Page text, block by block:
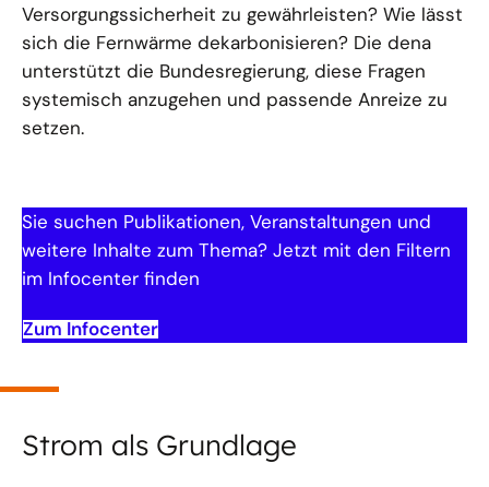
Versorgungssicherheit zu gewährleisten? Wie lässt
sich die Fernwärme dekarbonisieren? Die dena
unterstützt die Bundesregierung, diese Fragen
systemisch anzugehen und passende Anreize zu
setzen.
Sie suchen Publikationen, Veranstaltungen und
weitere Inhalte zum Thema? Jetzt mit den Filtern
im Infocenter finden
Zum Infocenter
Strom als Grundlage